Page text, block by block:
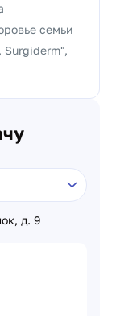
семьи
Surgiderm",
д. 9